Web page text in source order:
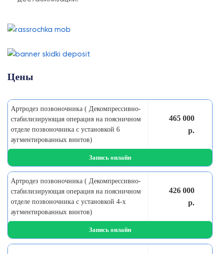
Цены
Артродез позвоночника ( Декомпрессивно-
стабилизирующая операция на поясничном
отделе позвоночника с установкой 6
аугментированных винтов)
465 000
р.
Запись онлайн
Артродез позвоночника ( Декомпрессивно-
стабилизирующая операция на поясничном
отделе позвоночника с установкой 4-х
аугментированных винтов)
426 000
р.
Запись онлайн